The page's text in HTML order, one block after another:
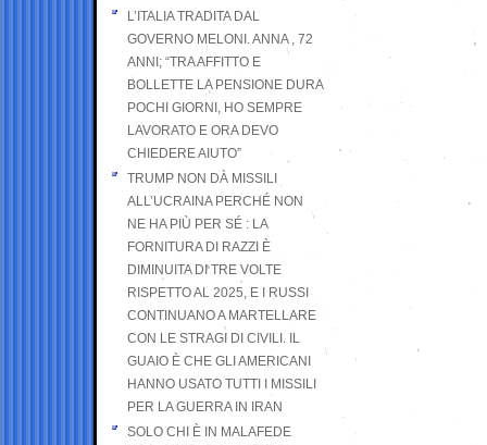
L’ITALIA TRADITA DAL
GOVERNO MELONI. ANNA , 72
ANNI; “TRA AFFITTO E
BOLLETTE LA PENSIONE DURA
POCHI GIORNI, HO SEMPRE
LAVORATO E ORA DEVO
CHIEDERE AIUTO”
TRUMP NON DÀ MISSILI
ALL’UCRAINA PERCHÉ NON
NE HA PIÙ PER SÉ : LA
FORNITURA DI RAZZI È
DIMINUITA DI TRE VOLTE
RISPETTO AL 2025, E I RUSSI
CONTINUANO A MARTELLARE
CON LE STRAGI DI CIVILI. IL
GUAIO È CHE GLI AMERICANI
HANNO USATO TUTTI I MISSILI
PER LA GUERRA IN IRAN
SOLO CHI È IN MALAFEDE